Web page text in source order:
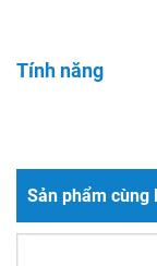
Tính năng
Sản phẩm cùng